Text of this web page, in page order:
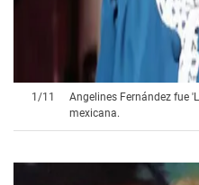
1 /11
Angelines Fernández fue
mexicana.